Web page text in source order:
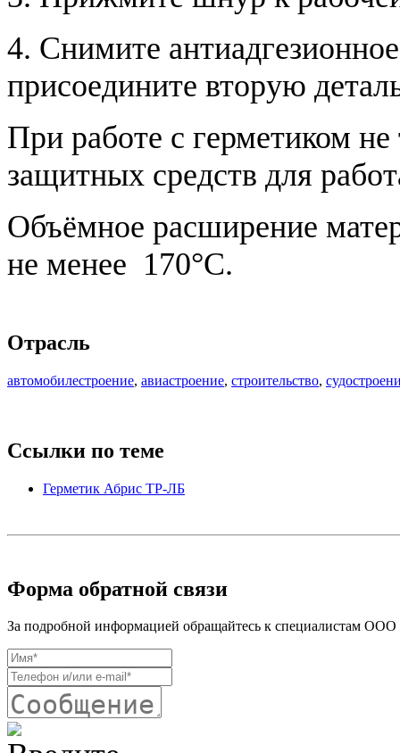
4. Снимите
присоедините вторую
При работе с герметиком
защитных средств для
Объёмное расширение
не менее 170°С.
Отрасль
автомобилестроение, авиастроение, строительство,
Ссылки по теме
Герметик Абрис ТР-ЛБ
Форма обратной связи
За подробной информацией обращайтесь к специалистам